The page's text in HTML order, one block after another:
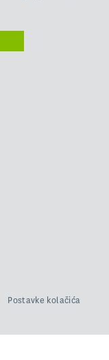
Postavke kolačića